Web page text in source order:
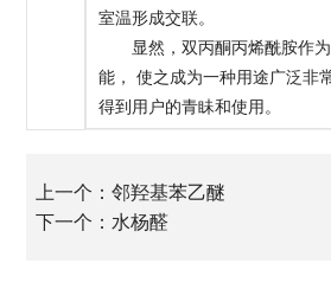
室温形成交联。
显然，双丙酮丙烯酰胺作为
能， 使之成为一种用途广泛非
得到用户的青眛和使用。
上一个：邻羟基苯乙醚
下一个： 水杨醛